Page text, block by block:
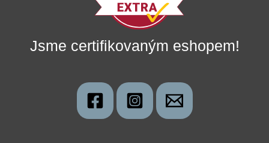
Jsme certifikovaným eshopem!